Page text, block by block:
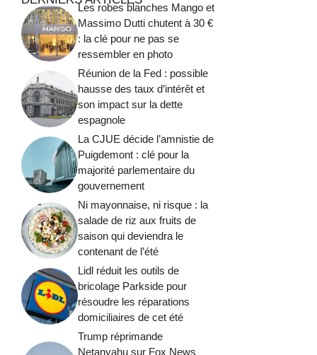
Les robes blanches Mango et
Massimo Dutti chutent à 30 €
: la clé pour ne pas se
ressembler en photo
Réunion de la Fed : possible
hausse des taux d’intérêt et
son impact sur la dette
espagnole
La CJUE décide l’amnistie de
Puigdemont : clé pour la
majorité parlementaire du
gouvernement
Ni mayonnaise, ni risque : la
salade de riz aux fruits de
saison qui deviendra le
contenant de l’été
Lidl réduit les outils de
bricolage Parkside pour
résoudre les réparations
domiciliaires de cet été
Trump réprimande
Netanyahu sur Fox News